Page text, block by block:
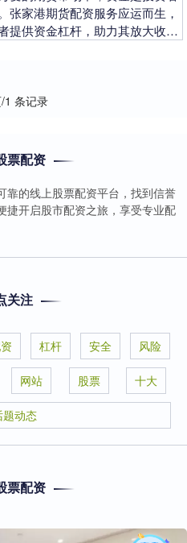
张家港期货配资服务应运而生，
提供资金杠杆，助力其放大收
1 条记录
票配资
靠的线上股票配资平台，找到信誉
捷开启股市配资之旅，享受专业配
关注
杠杆 安全 风险
网站 股票 十大
动态
票配资